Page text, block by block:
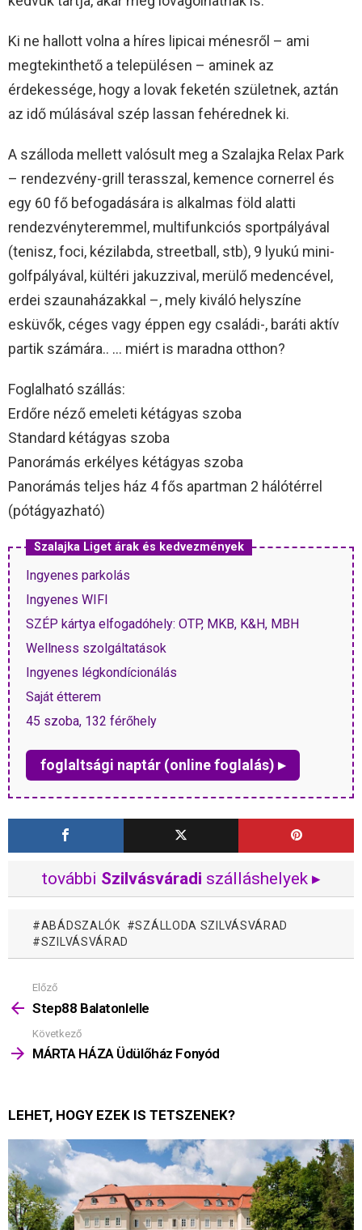
Ki ne hallott volna a híres lipicai ménesről – ami
megtekinthető a településen – aminek az
érdekessége, hogy a lovak feketén születnek, aztán
az idő múlásával szép lassan fehérednek ki.
A szálloda mellett valósult meg a Szalajka Relax Park
– rendezvény-grill terasszal, kemence cornerrel és
egy 60 fő befogadására is alkalmas föld alatti
rendezvényteremmel, multifunkciós sportpályával
(tenisz, foci, kézilabda, streetball, stb), 9 lyukú mini-
golfpályával, kültéri jakuzzival, merülő medencével,
erdei szaunaházakkal –, mely kiváló helyszíne
esküvők, céges vagy éppen egy családi-, baráti aktív
partik számára.. … miért is maradna otthon?
Foglalható szállás:
Erdőre néző emeleti kétágyas szoba
Standard kétágyas szoba
Panorámás erkélyes kétágyas szoba
Panorámás teljes ház 4 fős apartman 2 hálótérrel
(pótágyazható)
Szalajka Liget árak és kedvezmények
Ingyenes parkolás
Ingyenes WIFI
SZÉP kártya elfogadóhely: OTP, MKB, K&H, MBH
Wellness szolgáltatások
Ingyenes légkondícionálás
Saját étterem
45 szoba, 132 férőhely
foglaltsági naptár (online foglalás) ▸
további Szilvásváradi szálláshelyek ▸
ABÁDSZALÓK
SZÁLLODA SZILVÁSVÁRAD
SZILVÁSVÁRAD
Mutass
többet
Előző
Step88 Balatonlelle
Következő
MÁRTA HÁZA Üdülőház Fonyód
LEHET, HOGY EZEK IS TETSZENEK?